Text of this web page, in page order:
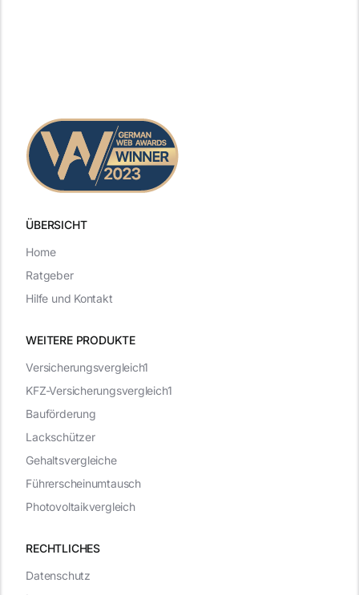
ÜBERSICHT
WEITERE PRODUKTE
RECHTLICHES
Datenschutz
Versicherungsvergleich1
KFZ-Versicherungsvergleich1
Bauförderung
Lackschützer
Gehaltsvergleiche
Führerscheinumtausch
Photovoltaikvergleich
Home
Ratgeber
Hilfe und Kontakt